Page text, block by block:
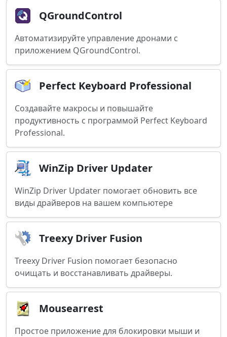
QGroundControl
Автоматизируйте управление дронами с
приложением QGroundControl.
Perfect Keyboard Professional
Создавайте макросы и повышайте
продуктивность с программой Perfect Keyboard
Professional.
WinZip Driver Updater
WinZip Driver Updater помогает обновить все
виды драйверов на вашем компьютере
Treexy Driver Fusion
Treexy Driver Fusion помогает безопасно
очищать и восстанавливать драйверы.
Mousearrest
Простое приложение для блокировки мыши и